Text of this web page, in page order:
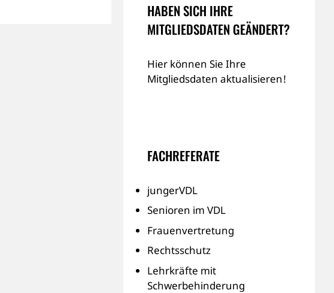
HABEN SICH IHRE
MITGLIEDSDATEN GEÄNDERT?
Hier können Sie Ihre
Mitgliedsdaten aktualisieren!
FACHREFERATE
jungerVDL
Senioren im VDL
Frauenvertretung
Rechtsschutz
Lehrkräfte mit
Schwerbehinderung